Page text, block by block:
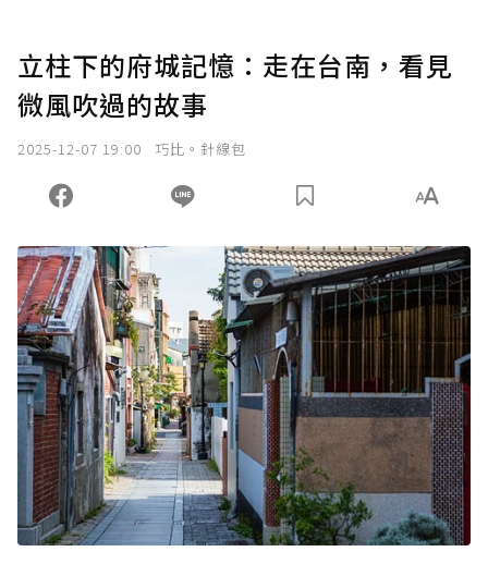
立柱下的府城記憶：走在台南，看見
微風吹過的故事
2025-12-07 19:00 巧比。針線包